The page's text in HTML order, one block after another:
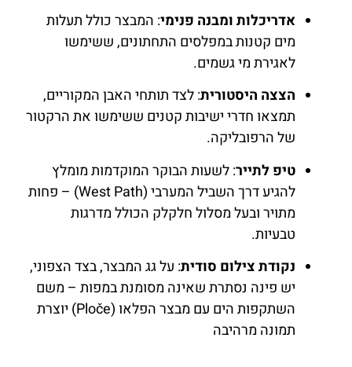
אדריכלות ומבנה פנימי: המבצר כולל תעלות
מים קטנות במפלסים התחתונים, ששימשו
לאגירת מי גשמים.
הצצה היסטורית: לצד תותחי האבן המקוריים,
תמצאו חדרי ישיבות קטנים ששימשו את הרקטור
של הרפובליקה.
טיפ לתייר: לשעות הבוקר המוקדמות מומלץ
להגיע דרך השביל המערבי (West Path) – פחות
מתויר ובעל מסלול חלקלק הכולל מדרגות
טבעיות.
נקודת צילום סודית: על גג המבצר, בצד הצפוני,
יש פינה נסתרת שאינה מסומנת במפות – משם
השתקפות הים עם מבצר הפלאו (Ploče) יוצרת
תמונה מרהיבה